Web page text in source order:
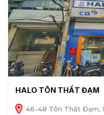
HALO TÔN THẤT ĐẠM
46-48 Tôn Thất Đạm,